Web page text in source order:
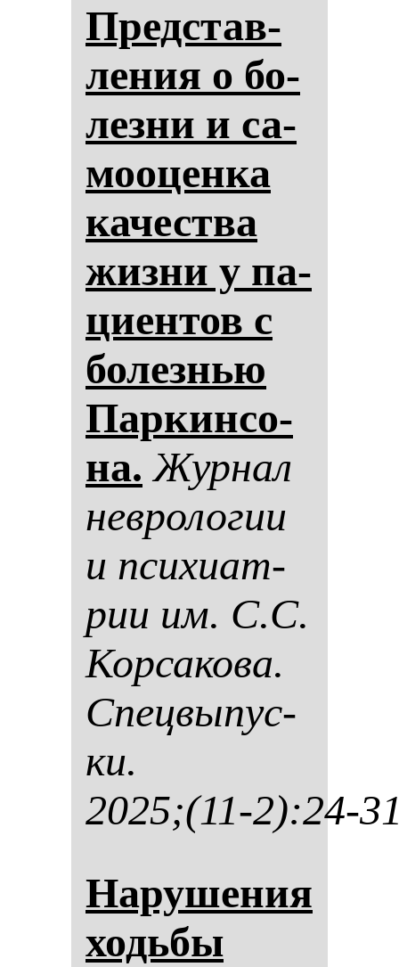
Пред­став­
ле­ния о бо­
лез­ни и са­
мо­оцен­ка
ка­чес­тва
жиз­ни у па­
ци­ен­тов с
бо­лез­нью
Пар­кин­со­
на. Жур­нал
нев­ро­ло­гии
и пси­хи­ат­
рии им. С.С.
Кор­са­ко­ва.
Спец­вы­пус­
ки.
2025;(11-2):24-
На­ру­ше­ния
ходь­бы